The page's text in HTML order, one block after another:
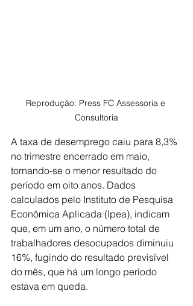
Reprodução: Press FC Assessoria e
Consultoria
A taxa de desemprego caiu para 8,3%
no trimestre encerrado em maio,
tornando-se o menor resultado do
período em oito anos. Dados
calculados pelo Instituto de Pesquisa
Econômica Aplicada (Ipea), indicam
que, em um ano, o número total de
trabalhadores desocupados diminuiu
16%, fugindo do resultado previsível
do mês, que há um longo período
estava em queda.